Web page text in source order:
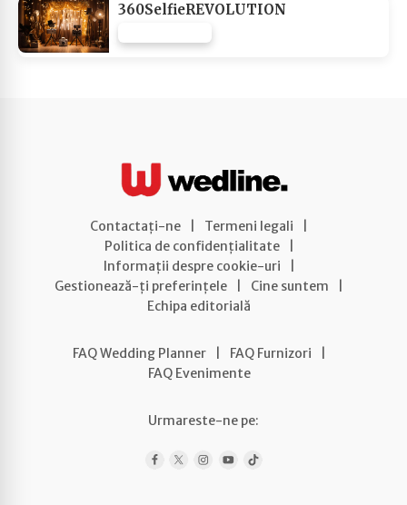
360SelfieREVOLUTION
Contactați-ne Termeni legali
Politica de confidențialitate
Informații despre cookie-uri
Gestionează-ți preferințele
Cine suntem
Echipa editorială
FAQ Wedding Planner FAQ Furnizori
FAQ Evenimente
Urmareste-ne pe: